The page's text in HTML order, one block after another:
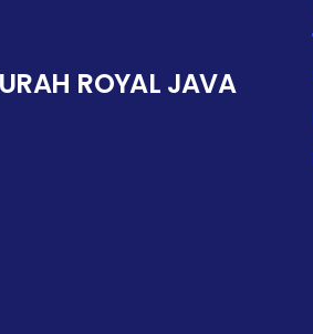
ROYAL JAVA